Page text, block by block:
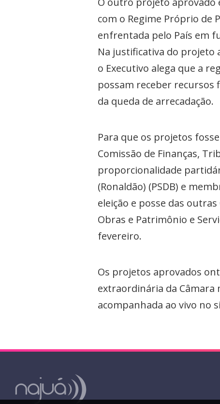
com o Regime Próprio de
enfrentada pelo País em
Na justificativa do projeto
o Executivo alega que a
possam receber recursos
da queda de arrecadação.
Para que os projetos
Comissão de Finanças,
proporcionalidade
(Ronaldão) (PSDB) e
eleição e posse das outras
Obras e Patrimônio e
fevereiro.
Os projetos aprovados
extraordinária da Câmara
acompanhada ao vivo no